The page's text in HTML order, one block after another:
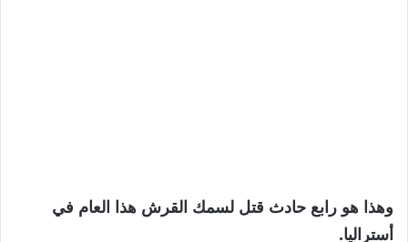
وهذا هو رابع حادث قتل لسمك القرش هذا العام في
أستراليا.